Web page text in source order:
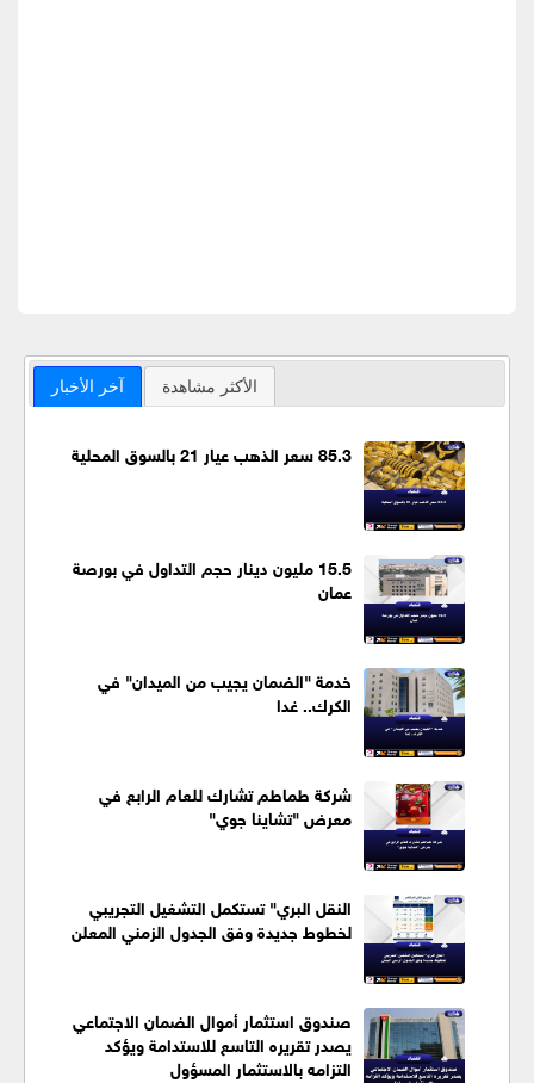
آخر الأخبار الأكثر مشاهدة
85.3 سعر الذهب عيار 21 بالسوق المحلية
15.5 مليون دينار حجم التداول في بورصة
عمان
خدمة "الضمان يجيب من الميدان" في
الكرك.. غدا
شركة طماطم تشارك للعام الرابع في
معرض "تشاينا جوي"
النقل البري" تستكمل التشغيل التجريبي
لخطوط جديدة وفق الجدول الزمني المعلن
صندوق استثمار أموال الضمان الاجتماعي
يصدر تقريره التاسع للاستدامة ويؤكد
التزامه بالاستثمار المسؤول